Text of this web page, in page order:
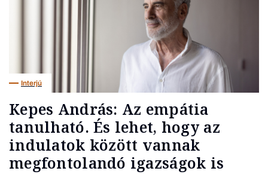
Interjú
Kepes András: Az empátia
tanulható. És lehet, hogy az
indulatok között vannak
megfontolandó igazságok is